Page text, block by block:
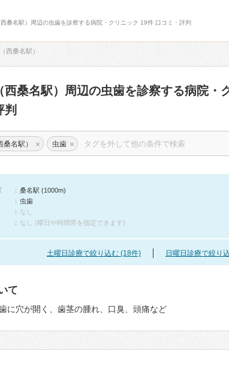
桑名駅）周辺の虫歯を診察する病院・クリニック 19件 口コミ・評判
西桑名駅）
西桑名駅）周辺の虫歯を診察する病院・
判
名駅） × 虫歯 ×
桑名駅 (1000m)
虫歯
なし
なし (曜日や時間帯を指定できます)
土曜日診療で絞り込む (18件) 日曜日診療で絞り
て
に穴が開く、歯茎の腫れ、口臭、頭痛など